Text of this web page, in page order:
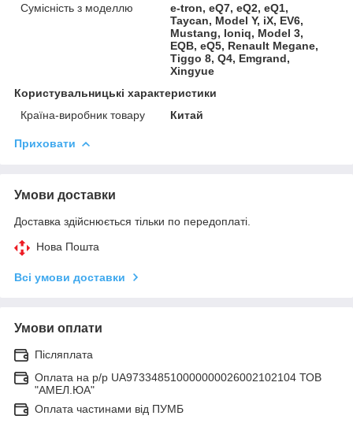
Сумісність з моделлю
e-tron, eQ7, eQ2, eQ1,
Taycan, Model Y, iX, EV6,
Mustang, Ioniq, Model 3,
EQB, eQ5, Renault Megane,
Tiggo 8, Q4, Emgrand,
Xingyue
Користувальницькі характеристики
Країна-виробник товару
Китай
Приховати
Умови доставки
Доставка здійснюється тільки по передоплаті.
Нова Пошта
Всі умови доставки
Умови оплати
Післяплата
Оплата на р/р UA973348510000000026002102104 ТОВ
"АМЕЛ.ЮА"
Оплата частинами від ПУМБ